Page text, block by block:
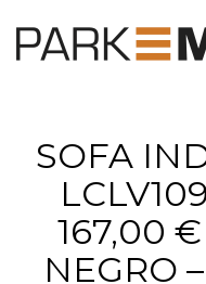
SOFA
167,00
NEGRO